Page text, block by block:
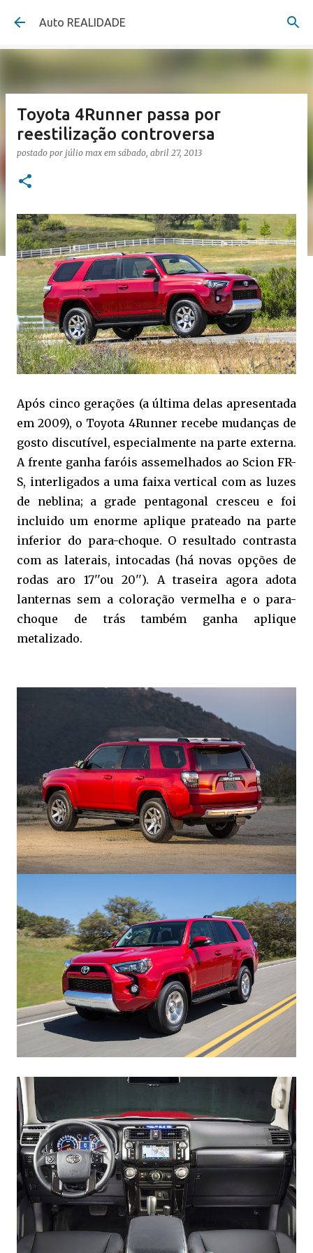
Pular para o conteúdo principal
Auto REALIDADE
Toyota 4Runner passa por
reestilização controversa
postado por júlio max em sábado, abril 27, 2013
Após cinco gerações (a última delas apresentada
em 2009), o Toyota 4Runner recebe mudanças de
gosto discutível, especialmente na parte externa.
A frente ganha faróis assemelhados ao Scion FR-
S, interligados a uma faixa vertical com as luzes
de neblina; a grade pentagonal cresceu e foi
incluido um enorme aplique prateado na parte
inferior do para-choque. O resultado contrasta
com as laterais, intocadas (há novas opções de
rodas aro 17''ou 20''). A traseira agora adota
lanternas sem a coloração vermelha e o para-
choque de trás também ganha aplique
metalizado.